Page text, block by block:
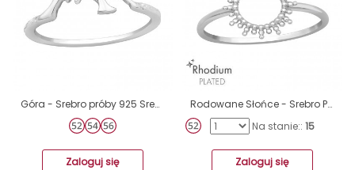
Góra - Srebro próby 925 Srebrne pierścionki A4S44011
Zaloguj się
Rodowane Słońce - Srebro Próby 925 Srebrne Pierścionki A4S47147
Na stanie:: 15
Zaloguj się